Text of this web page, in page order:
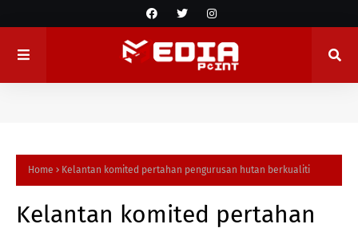
Home Kelantan komited pertahan pengurusan hutan berkualiti
Kelantan komited pertahan